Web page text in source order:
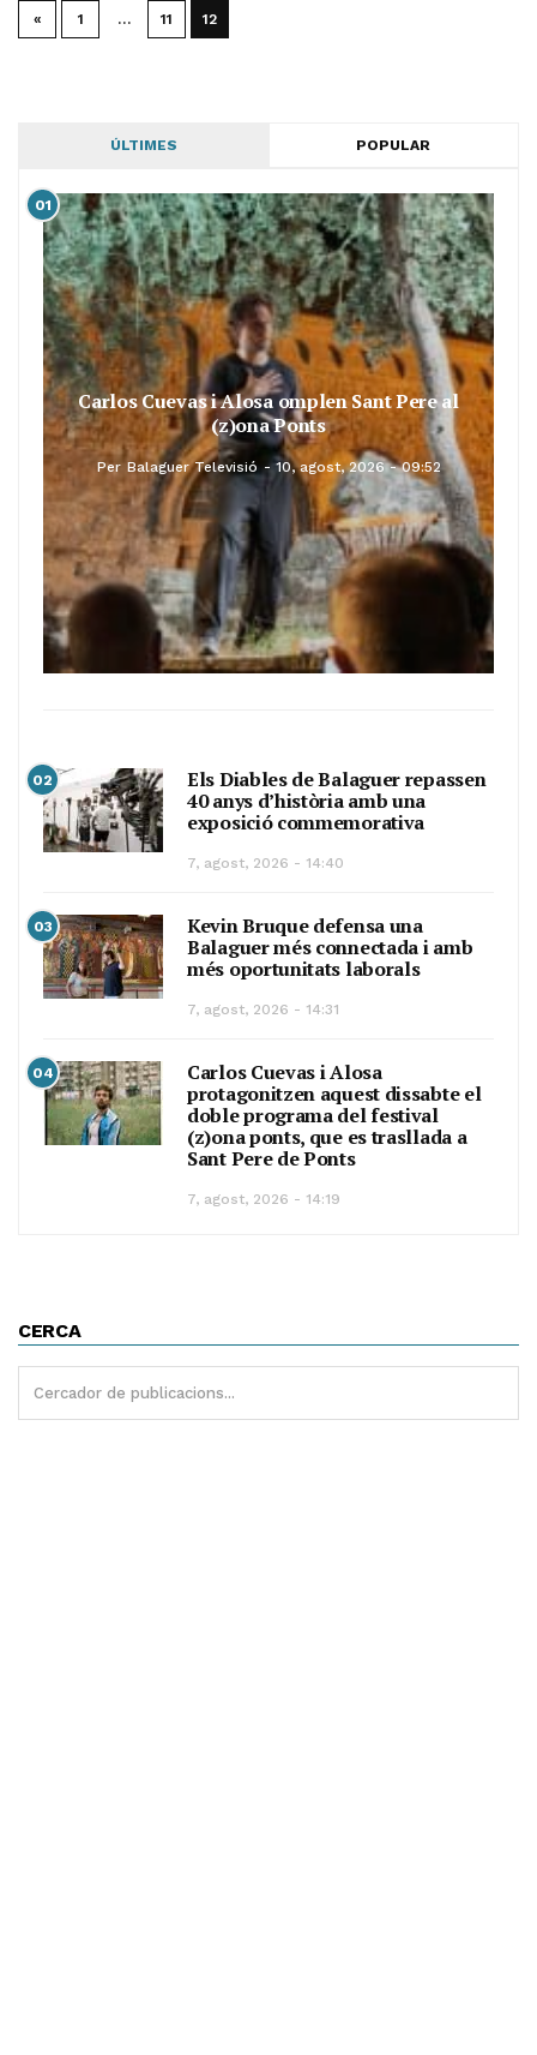
« 1 … 11 12
ÚLTIMES POPULAR
01
Carlos Cuevas i Alosa omplen Sant Pere al
(z)ona Ponts
Per Balaguer Televisió 10, agost, 2026 - 09:52
02
Els Diables de Balaguer repassen
40 anys d’història amb una
exposició commemorativa
7, agost, 2026 - 14:40
03
Kevin Bruque defensa una
Balaguer més connectada i amb
més oportunitats laborals
7, agost, 2026 - 14:31
04
Carlos Cuevas i Alosa
protagonitzen aquest dissabte el
doble programa del festival
(z)ona ponts, que es trasllada a
Sant Pere de Ponts
7, agost, 2026 - 14:19
CERCA